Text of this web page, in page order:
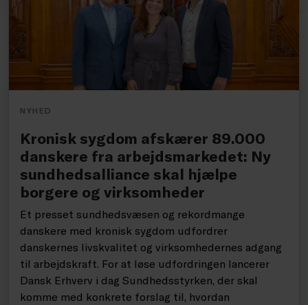
NYHED
Kronisk sygdom afskærer 89.000
danskere fra arbejdsmarkedet: Ny
sundhedsalliance skal hjælpe
borgere og virksomheder
Et presset sundhedsvæsen og rekordmange
danskere med kronisk sygdom udfordrer
danskernes livskvalitet og virksomhedernes adgang
til arbejdskraft. For at løse udfordringen lancerer
Dansk Erhverv i dag Sundhedsstyrken, der skal
komme med konkrete forslag til, hvordan